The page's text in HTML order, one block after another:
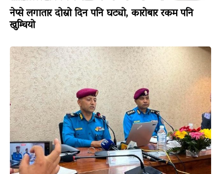
नेप्से लगातार दोस्रो दिन पनि घट्यो, कारोबार रकम पनि
खुम्चियो